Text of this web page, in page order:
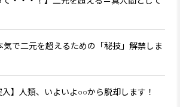
気で二元を超えるための「秘技」解禁しま
入】人類、いよいよ○○から脱却します！